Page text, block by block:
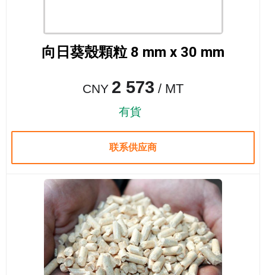
向日葵殼顆粒 8 mm x 30 mm
CNY 2 573 / MT
有貨
联系供应商